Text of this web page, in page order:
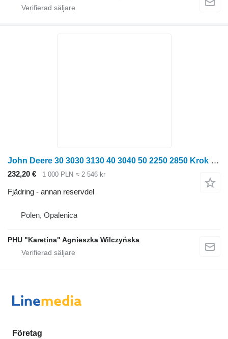
John Deere 30 3030 3130 40 3040 50 2250 2850 Krok för T-koppling till länkarm till John Deere
232,20 € 1 000 PLN ≈ 2 546 kr
Fjädring - annan reservdel
Polen, Opalenica
PHU "Karetina" Agnieszka Wilczyńska
Företag